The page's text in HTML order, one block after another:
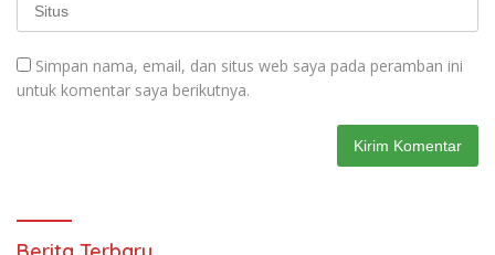
Simpan nama, email, dan situs web saya pada peramban ini
untuk komentar saya berikutnya.